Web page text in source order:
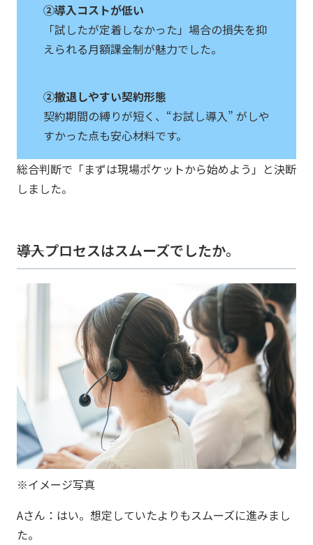
②導入コストが低い
「試したが定着しなかった」場合の損失を抑
えられる月額課金制が魅力でした。
②撤退しやすい契約形態
契約期間の縛りが短く、“お試し導入” がしや
すかった点も安心材料です。
総合判断で「まずは現場ポケットから始めよう」と決断
しました。
――導入プロセスはスムーズでしたか。
※イメージ写真
Aさん：はい。想定していたよりもスムーズに進みまし
た。